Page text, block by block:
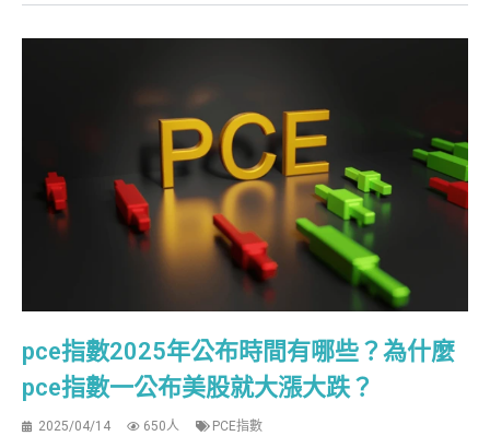
pce指數2025年公布時間有哪些？為什麼
pce指數一公布美股就大漲大跌？
2025/04/14 650人 PCE指數